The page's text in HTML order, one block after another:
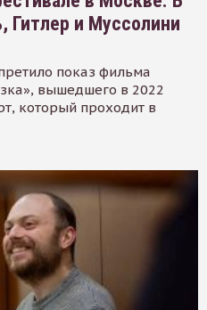
Гитлер и Муссолини
показ фильма
вышедшего в 2022
который проходит в